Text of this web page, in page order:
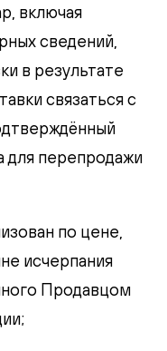
включая
сведений,
в результате
связаться с
для перепродажи
по цене,
исчерпания
Продавцом